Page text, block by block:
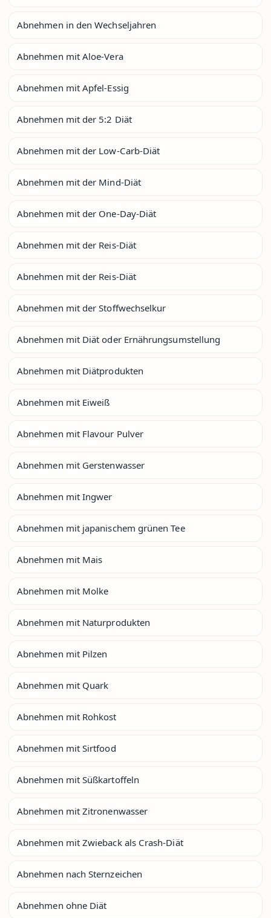
Abnehmen in den Wechseljahren
Abnehmen mit Aloe-Vera
Abnehmen mit Apfel-Essig
Abnehmen mit der 5:2 Diät
Abnehmen mit der Low-Carb-Diät
Abnehmen mit der Mind-Diät
Abnehmen mit der One-Day-Diät
Abnehmen mit der Reis-Diät
Abnehmen mit der Reis-Diät
Abnehmen mit der Stoffwechselkur
Abnehmen mit Diät oder Ernährungsumstellung
Abnehmen mit Diätprodukten
Abnehmen mit Eiweiß
Abnehmen mit Flavour Pulver
Abnehmen mit Gerstenwasser
Abnehmen mit Ingwer
Abnehmen mit japanischem grünen Tee
Abnehmen mit Mais
Abnehmen mit Molke
Abnehmen mit Naturprodukten
Abnehmen mit Pilzen
Abnehmen mit Quark
Abnehmen mit Rohkost
Abnehmen mit Sirtfood
Abnehmen mit Süßkartoffeln
Abnehmen mit Zitronenwasser
Abnehmen mit Zwieback als Crash-Diät
Abnehmen nach Sternzeichen
Abnehmen ohne Diät